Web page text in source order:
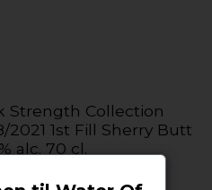
Strength Collection
1st Fill Sherry Butt
alc. 70 cl.